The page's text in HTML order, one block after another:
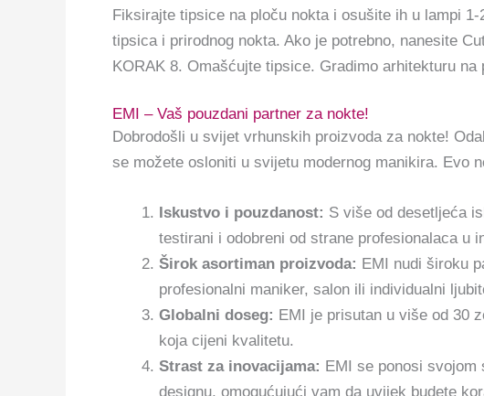
Fiksirajte tipsice na ploču nokta i osušite ih u lampi
tipsica i prirodnog nokta. Ako je potrebno, nanesite
KORAK 8. Omašćujte tipsice. Gradimo arhitekturu
EMI – Vaš pouzdani partner za nokte!
Dobrodošli u svijet vrhunskih proizvoda za nokte!
se možete osloniti u svijetu modernog manikira. Evo
Iskustvo i pouzdanost: S više od desetljeća
testirani i odobreni od strane profesionalaca u
Širok asortiman proizvoda: EMI nudi široku
profesionalni maniker, salon ili individualni
Globalni doseg: EMI je prisutan u više od 30
koja cijeni kvalitetu.
Strast za inovacijama: EMI se ponosi
designu, omogućujući vam da uvijek budete